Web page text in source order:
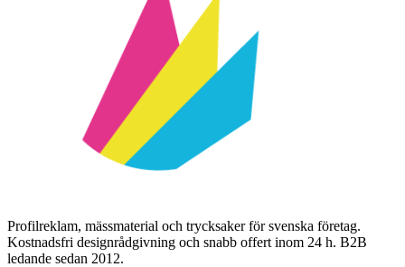
Profilreklam, mässmaterial och trycksaker för svenska företag.
Kostnadsfri designrådgivning och snabb offert inom 24 h. B2B
ledande sedan 2012.